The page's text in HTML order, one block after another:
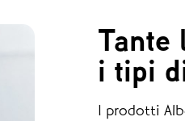
Tante
i tipi
I prodotti